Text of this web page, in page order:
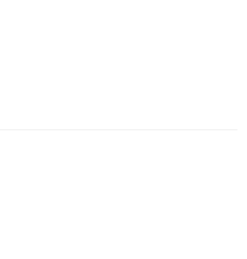
сегодняшнему тренду на
формы и с тонкой подошвой). Но в
Tokyo Table Tennis - на стыке спорта и
клубом настольного тенниса Little Tokyo Table
с теннисным клубом возник не на